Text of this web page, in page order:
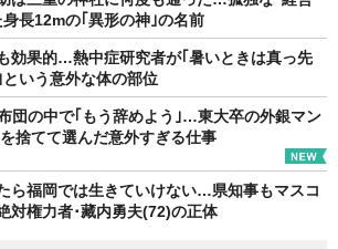
長12mの｢異形の神｣の名前
効果的…熱中症研究者が｢暑いときは真っ先
いう意外な体の部位
団の中で｢もう辞めよう｣…東大卒の外銀マン
捨てて選んだ意外すぎる仕事
ら福岡では生きていけない…県知事もマスコ
対権力者･藏内勇夫(72)の正体